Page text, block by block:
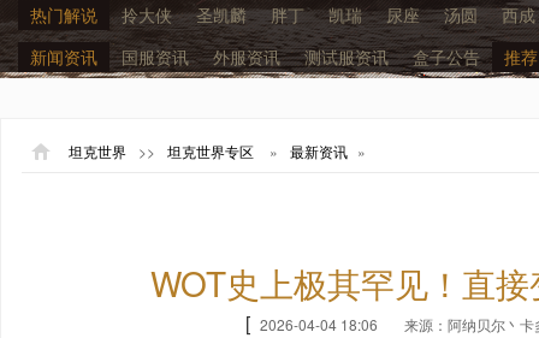
热门解说 拎大侠 圣凯麟 胖丁 凯瑞 尿座 汤圆
西成
新闻资讯
国服资讯 外服资讯 测试服资讯 盒子公告 推
坦克世界 >> 坦克世界专区 » 最新资讯 »
WOT史上极其罕见！直
[ 2026-04-04 18:06 来源：阿纳贝尔丶卡